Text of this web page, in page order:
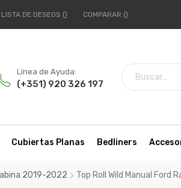
LISTA DE DESEOS COMPARAR
Línea de Ayuda:
(+351) 920 326 197
Cubiertas Planas Bedliners
2019-2022 Top Roll Wild Manual Ford